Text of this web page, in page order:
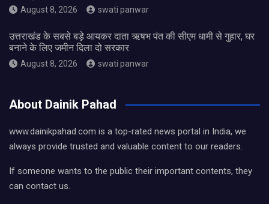
August 8, 2026 swati panwar
उत्तराखंड के सबसे बड़े आयकर दाता ऋषभ पंत की सीएम धामी से गुहार, घर
बनाने के लिए जमीन दिला दो सरकार
August 8, 2026 swati panwar
About Dainik Pahad
www.dainikpahad.com is a top-rated news portal in India, we
always provide trusted and valuable content to our readers.
If someone wants to the public their important contents, they
can contact us.